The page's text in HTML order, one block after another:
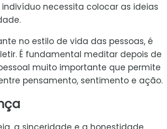
necessita colocar as ideias
no estilo de vida das pessoas, é
É fundamental meditar depois de
muito importante que permite
pensamento, sentimento e ação.